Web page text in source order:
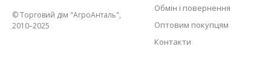
© Торговий дім "АгроАнталь",
2010–2025
Обмін і повернення
Оптовим покупцям
Контакти